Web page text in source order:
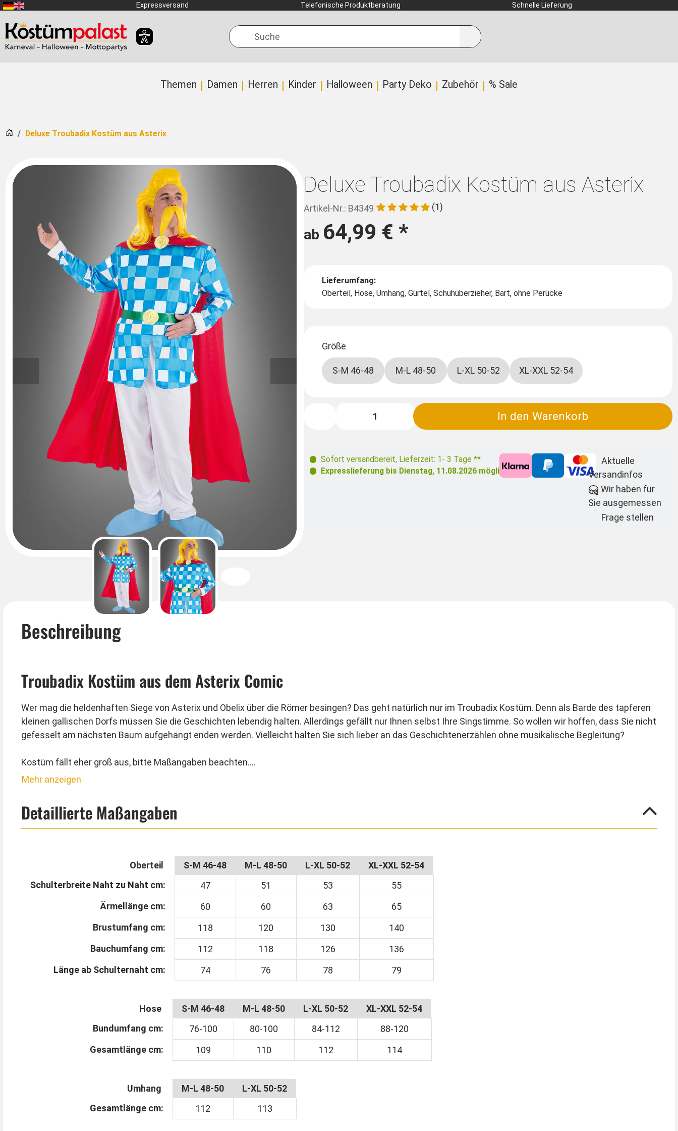
Zum Hauptinhalt springen Expressversand Telefonische Produktberatung Schnelle Lieferung
Suche
Themen Damen Herren Kinder Halloween Party Deko Zubehör % Sale
Startseite
Deluxe Troubadix Kostüm aus Asterix
Deluxe Troubadix Kostüm aus Asterix
Artikel-Nr.: B4349 (1)
ab 64,99 €*
Lieferumfang:
Oberteil, Hose, Umhang, Gürtel, Schuhüberzieher, Bart, ohne Perücke
Größe
S-M 46-48 M-L 48-50 L-XL 50-52 XL-XXL 52-54
In den Warenkorb
Sofort versandbereit, Lieferzeit: 1- 3 Tage **
Expresslieferung bis Dienstag, 11.08.2026 möglich
Aktuelle
Versandinfos
Wir haben für
Sie ausgemessen
Frage stellen
Beschreibung
Troubadix Kostüm aus dem Asterix Comic
Wer mag die heldenhaften Siege von Asterix und Obelix über die Römer besingen? Das geht natürlich nur im Troubadix Kostüm. Denn als Barde des tapferen
kleinen gallischen Dorfs müssen Sie die Geschichten lebendig halten. Allerdings gefällt nur Ihnen selbst Ihre Singstimme. So wollen wir hoffen, dass Sie nicht
gefesselt am nächsten Baum aufgehängt enden werden. Vielleicht halten Sie sich lieber an das Geschichtenerzählen ohne musikalische Begleitung?
Kostüm fällt eher groß aus, bitte Maßangaben beachten.
eingenäht. Der rote Umhang hat wie auch der Gürtel eine gelbe Stoff-Fibel zur Zierde angenäht. Verschlossen wird er mit einem Klettband. Die hellblauen
Schuhüberzieher werden über den eigenen Straßenschuhen getragen. Ein Gummi unter der Sohle fixiert sie. Der gelbe Schnurrbart ist ebenfalls im
Perücke bitte separat bestellen.
Tipp von Kostümpalast:
Wenn Sie Ihre musikalische Seite zur Schau stellen möchten, haben wir eine goldene Leier im Sortiment.
Mehr anzeigen
Detaillierte Maßangaben
Oberteil S-M 46-48 M-L 48-50 L-XL 50-52
XL-XXL 52-54
Schulterbreite Naht zu Naht cm:
47 51 53
55
Ärmellänge cm:
60 60 63
65
Brustumfang cm:
118 120 130
140
Bauchumfang cm:
112 118 126
136
Länge ab Schulternaht cm:
74 76 78 79
Hose S-M 46-48 M-L 48-50 L-XL 50-52
XL-XXL 52-54
Bundumfang cm:
76-100 80-100 84-112
88-120
Gesamtlänge cm:
109 110 112 114
Umhang M-L 48-50
L-XL 50-52
Gesamtlänge cm:
112 113